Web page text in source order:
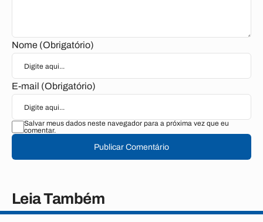
Nome (Obrigatório)
E-mail (Obrigatório)
Salvar meus dados neste navegador para a próxima vez que eu
comentar.
Publicar Comentário
Leia Também